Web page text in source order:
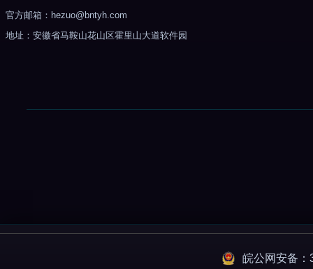
官方邮箱：hezuo@bntyh.com
地址：安徽省马鞍山花山区霍里山大道软件园
皖公网安备